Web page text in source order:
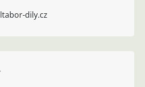
dily.cz